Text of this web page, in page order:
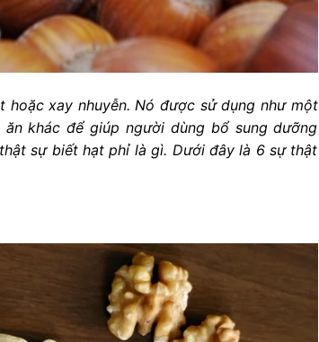
xay nhuyễn. Nó được sử dụng như một
khác để giúp người dùng bổ sung dưỡng
sự biết hạt phỉ là gì. Dưới đây là 6 sự thật